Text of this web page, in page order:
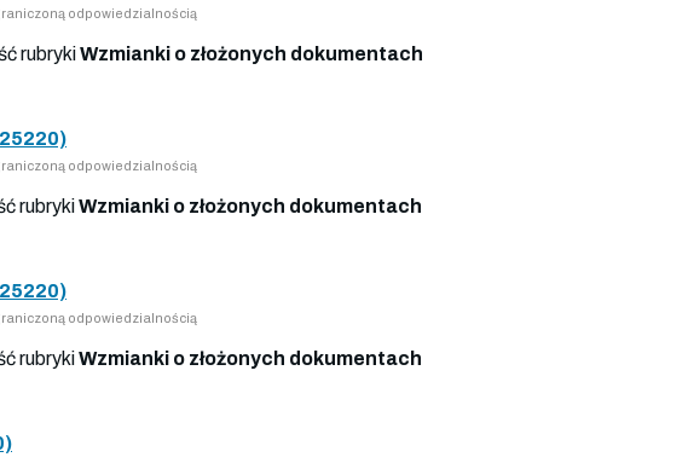
odpowiedzialnością
rubrykiWzmianki o złożonych dokumentach
odpowiedzialnością
rubrykiWzmianki o złożonych dokumentach
odpowiedzialnością
rubrykiWzmianki o złożonych dokumentach